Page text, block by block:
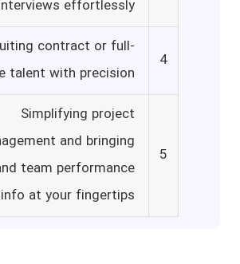
effortlessly
4
contract or full-
talent with precision
5
Simplifying project
and bringing
team performance
info at your fingertips